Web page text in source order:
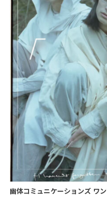
幽体コミュニケーションズ ワ